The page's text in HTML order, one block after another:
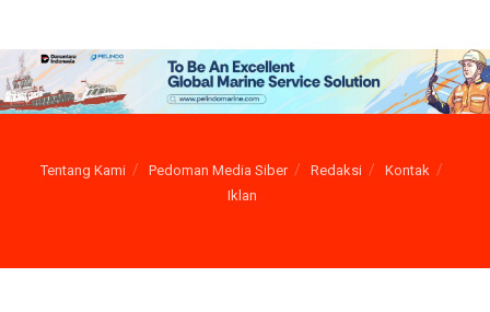
Tentang Kami Pedoman Media Siber Redaksi
Kontak
Iklan